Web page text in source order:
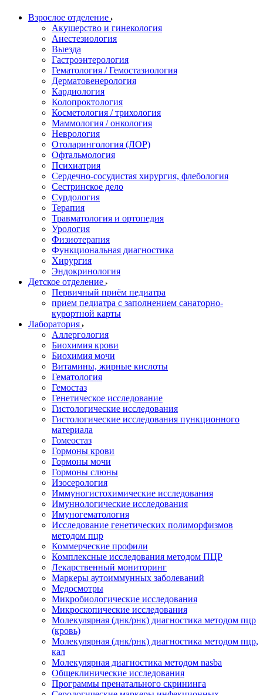
Взрослое отделение
Акушерство и гинекология
Анестезиология
Выезда
Гастроэнтерология
Гематология / Гемостазиология
Дерматовенерология
Кардиология
Колопроктология
Косметология / трихология
Маммология / онкология
Неврология
Отоларингология (ЛОР)
Офтальмология
Психиатрия
Сердечно-сосудистая хирургия, флебология
Сестринское дело
Сурдология
Терапия
Травматология и ортопедия
Урология
Физиотерапия
Функциональная диагностика
Хирургия
Эндокринология
Детское отделение
Первичный приём педиатра
прием педиатра с заполнением санаторно-
курортной карты
Лаборатория
Аллергология
Биохимия крови
Биохимия мочи
Витамины, жирные кислоты
Гематология
Гемостаз
Генетическое исследование
Гистологические исследования
Гистологические исследования пункционного
материала
Гомеостаз
Гормоны крови
Гормоны мочи
Гормоны слюны
Изосерология
Иммуногистохимические исследования
Имуннологические исследования
Имуногематология
Исследование генетических полиморфизмов
методом пцр
Коммерческие профили
Комплексные исследования методом ПЦР
Лекарственный мониторинг
Маркеры аутоиммунных заболеваний
Медосмотры
Микробиологические исследования
Микроскопические исследования
Молекулярная (днк/рнк) диагностика методом пцр
(кровь)
Молекулярная (днк/рнк) диагностика методом пцр,
кал
Молекулярная диагностика методом nasba
Общеклинические исследования
Программы пренатального скрининга